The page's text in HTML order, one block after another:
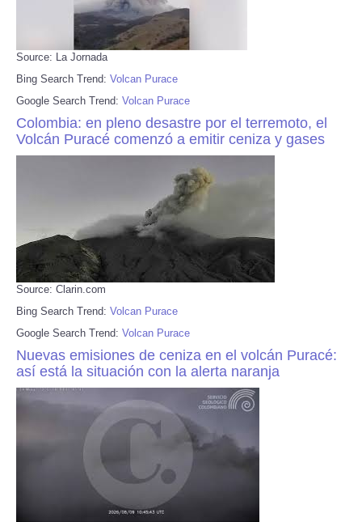
Source: La Jornada
Bing Search Trend: Volcan Purace
Google Search Trend: Volcan Purace
Colombia: en pleno desastre por el terremoto, el
Volcán Puracé comenzó a emitir ceniza y gases
Source: Clarin.com
Bing Search Trend: Volcan Purace
Google Search Trend: Volcan Purace
Nuevas emisiones de ceniza en el volcán Puracé:
así está la situación con la alerta naranja